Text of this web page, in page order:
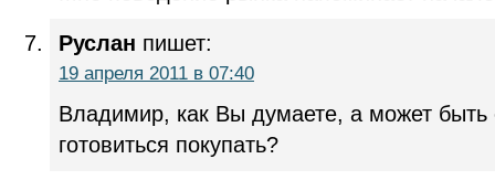
Руслан пишет:
19 апреля 2011 в 07:40
Владимир, как Вы думаете, а может быть
готовиться покупать?